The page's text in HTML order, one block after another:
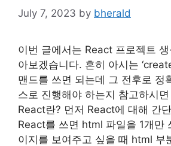
July 7, 2023 by bherald
이번 글에서는 React 프로젝트
아보겠습니다. 흔히 아시는
맨드를 쓰면 되는데 그 전후로 정
스로 진행해야 하는지 참고하시
React란? 먼저 React에 대해 간
React를 쓰면 html 파일을 1개만
이지를 보여주고 싶을 때 html 부